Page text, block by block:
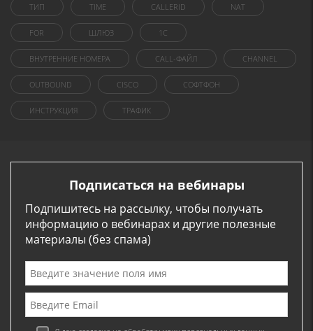
ТИП TIME CALLERID NAT
FOR ШЛЮЗ 1C
ВНУТРЕННИЕ НОМЕРА CALL-ФАЙЛ CHANNEL
OUTBOUND CISCO СОФТФОН
ИНСТРУКЦИЯ ТРАФИК
Подписаться на вебинары
Подпишитесь на рассылку, чтобы получать
информацию о вебинарах и другие полезные
материалы (без спама)